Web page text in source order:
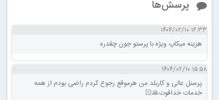
پرسش‌ها
۱۶:۳۳ ۱۴۰۴/۰۲/۱۰
هزینه میکاپ ویژه با پرستو جون چقدره
۱۵:۵۸ ۱۴۰۴/۰۲/۱۰
پرسنل عالی و کاربلد من هرموقع رجوع کردم راضی بودم از همه
خدمات خداقوت🙏🏻